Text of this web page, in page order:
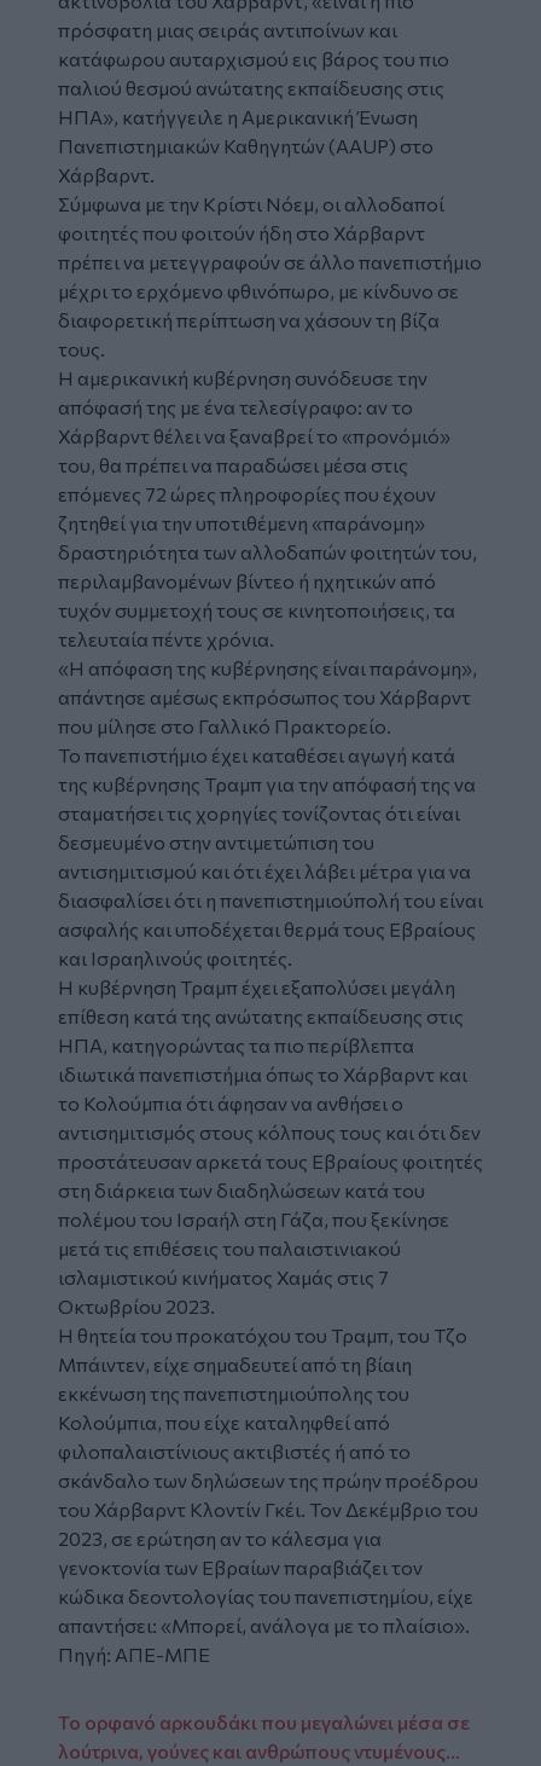
πρόσφατη μιας σειράς αντιποίνων και
κατάφωρου αυταρχισμού εις βάρος του πιο
παλιού θεσμού ανώτατης εκπαίδευσης στις
ΗΠΑ», κατήγγειλε η Αμερικανική Ένωση
Πανεπιστημιακών Καθηγητών (AAUP) στο
Χάρβαρντ.
Σύμφωνα με την Κρίστι Νόεμ, οι αλλοδαποί
φοιτητές που φοιτούν ήδη στο Χάρβαρντ
πρέπει να μετεγγραφούν σε άλλο πανεπιστήμιο
μέχρι το ερχόμενο φθινόπωρο, με κίνδυνο σε
διαφορετική περίπτωση να χάσουν τη βίζα
τους.
Η αμερικανική κυβέρνηση συνόδευσε την
απόφασή της με ένα τελεσίγραφο: αν το
Χάρβαρντ θέλει να ξαναβρεί το «προνόμιό»
του, θα πρέπει να παραδώσει μέσα στις
επόμενες 72 ώρες πληροφορίες που έχουν
ζητηθεί για την υποτιθέμενη «παράνομη»
δραστηριότητα των αλλοδαπών φοιτητών του,
περιλαμβανομένων βίντεο ή ηχητικών από
τυχόν συμμετοχή τους σε κινητοποιήσεις, τα
τελευταία πέντε χρόνια.
«Η απόφαση της κυβέρνησης είναι παράνομη»,
απάντησε αμέσως εκπρόσωπος του Χάρβαρντ
που μίλησε στο Γαλλικό Πρακτορείο.
Το πανεπιστήμιο έχει καταθέσει αγωγή κατά
της κυβέρνησης Τραμπ για την απόφασή της να
σταματήσει τις χορηγίες τονίζοντας ότι είναι
δεσμευμένο στην αντιμετώπιση του
αντισημιτισμού και ότι έχει λάβει μέτρα για να
διασφαλίσει ότι η πανεπιστημιούπολή του είναι
ασφαλής και υποδέχεται θερμά τους Εβραίους
και Ισραηλινούς φοιτητές.
Η κυβέρνηση Τραμπ έχει εξαπολύσει μεγάλη
επίθεση κατά της ανώτατης εκπαίδευσης στις
ΗΠΑ, κατηγορώντας τα πιο περίβλεπτα
ιδιωτικά πανεπιστήμια όπως το Χάρβαρντ και
το Κολούμπια ότι άφησαν να ανθήσει ο
αντισημιτισμός στους κόλπους τους και ότι δεν
προστάτευσαν αρκετά τους Εβραίους φοιτητές
στη διάρκεια των διαδηλώσεων κατά του
πολέμου του Ισραήλ στη Γάζα, που ξεκίνησε
μετά τις επιθέσεις του παλαιστινιακού
ισλαμιστικού κινήματος Χαμάς στις 7
Οκτωβρίου 2023.
Η θητεία του προκατόχου του Τραμπ, του Τζο
Μπάιντεν, είχε σημαδευτεί από τη βίαιη
εκκένωση της πανεπιστημιούπολης του
Κολούμπια, που είχε καταληφθεί από
φιλοπαλαιστίνιους ακτιβιστές ή από το
σκάνδαλο των δηλώσεων της πρώην προέδρου
του Χάρβαρντ Κλοντίν Γκέι. Τον Δεκέμβριο του
2023, σε ερώτηση αν το κάλεσμα για
γενοκτονία των Εβραίων παραβιάζει τον
κώδικα δεοντολογίας του πανεπιστημίου, είχε
απαντήσει: «Μπορεί, ανάλογα με το πλαίσιο».
Πηγή: ΑΠΕ-ΜΠΕ
Το ορφανό αρκουδάκι που μεγαλώνει μέσα σε
λούτρινα, γούνες και ανθρώπους ντυμένους…